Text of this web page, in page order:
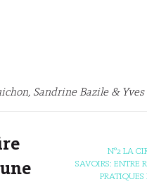
Sandrine Bazile & Yves
N°2 LA
SAVOIRS: ENTRE
PRATIQUES